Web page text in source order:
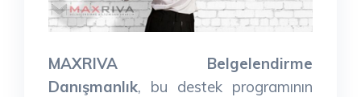
MAXRIVA Belgelendirme
Danışmanlık, bu destek programının